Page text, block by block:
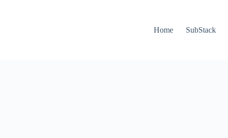
Home
SubStack